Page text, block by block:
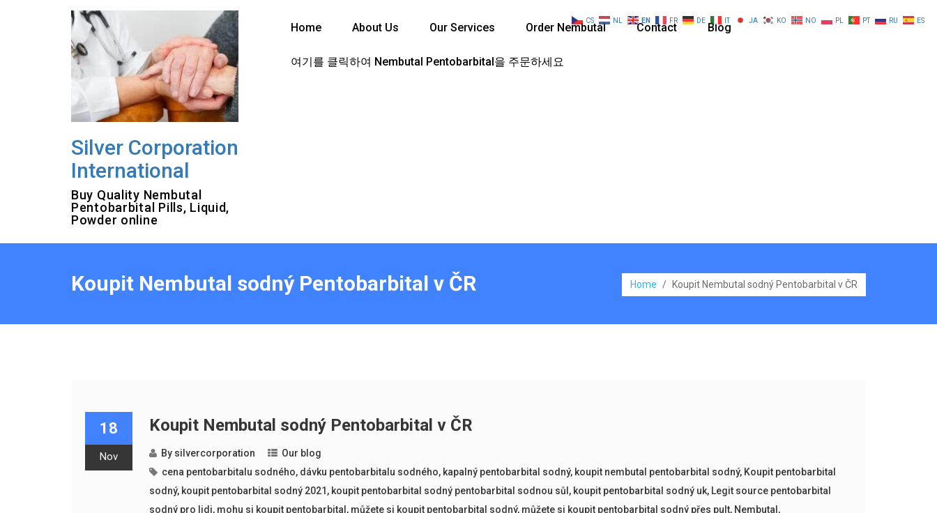
Silver Corporation
International
Buy Quality Nembutal
Pentobarbital Pills, Liquid,
Powder online
Home About Us Our Services Order Nembutal Contact Blog
여기를 클릭하여 Nembutal Pentobarbital을 주문하세요
Koupit Nembutal sodný Pentobarbital v ČR Home / Koupit Nembutal sodný Pentobarbital v ČR
18
Nov
Koupit Nembutal sodný Pentobarbital v ČR
By silvercorporation
Our blog
​​cena pentobarbitalu sodného, dávku pentobarbitalu sodného, kapalný pentobarbital sodný, koupit nembutal pentobarbital sodný, Koupit pentobarbital
sodný, koupit pentobarbital sodný 2021 , koupit pentobarbital sodný pentobarbital sodnou sůl , koupit pentobarbital sodný uk, Legit source pentobarbital
sodný pro lidi, mohu si koupit pentobarbital , můžete si koupit pentobarbital sodný, můžete si koupit pentobarbital sodný přes pult, Nembutal ,
CS NL EN FR DE IT JA KO NO PL PT RU ES